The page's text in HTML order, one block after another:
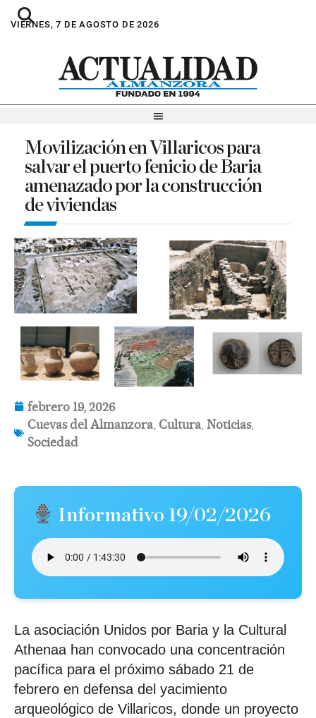
VIERNES, 7 DE AGOSTO DE 2026
Movilización en Villaricos para
salvar el puerto fenicio de Baria
amenazado por la construcción
de viviendas
febrero 19, 2026
Cuevas del Almanzora Cultura Noticias,
Sociedad
Informativo 19/02/2026
La asociación Unidos por Baria y la Cultural
Athenaa han convocado una concentración
pacífica para el próximo sábado 21 de
febrero en defensa del yacimiento
arqueológico de Villaricos, donde un proyecto